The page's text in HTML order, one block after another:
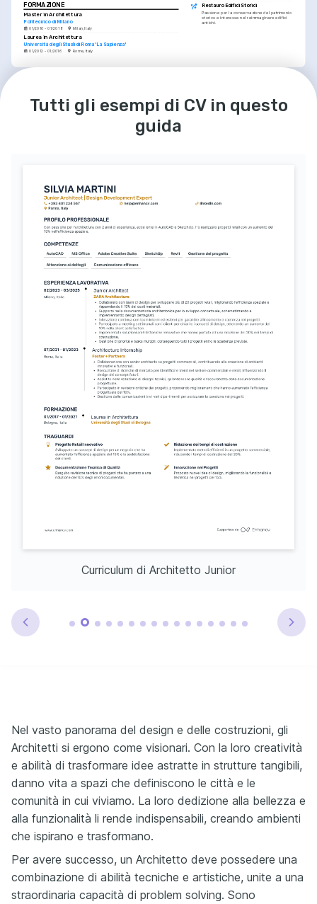
FORMAZIONE
Master in Architettura
Politecnico di Milano
01/2016 - 01/2018 Milan, Italy
Laurea in Architettura
Università degli Studi di Roma 'La Sapienza'
01/2012 - 01/2016 Rome, Italy
Restauro Edifici Storici
Passione per la conservazione del patrimonio
storico e interesse nel reimmaginare edifici
antichi.
Tutti gli esempi di CV in questo
guida
Curriculum di Architetto Junior
Nel vasto panorama del design e delle costruzioni, gli
Architetti si ergono come visionari. Con la loro creatività
e abilità di trasformare idee astratte in strutture tangibili,
danno vita a spazi che definiscono le città e le
comunità in cui viviamo. La loro dedizione alla bellezza e
alla funzionalità li rende indispensabili, creando ambienti
che ispirano e trasformano.
Per avere successo, un Architetto deve possedere una
combinazione di abilità tecniche e artistiche, unite a una
straordinaria capacità di problem solving. Sono